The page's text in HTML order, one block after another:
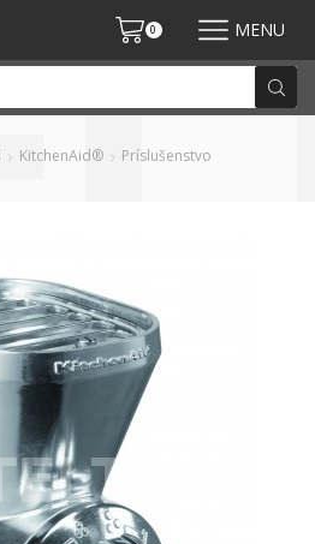
0 MENU
KitchenAid® Príslušenstvo